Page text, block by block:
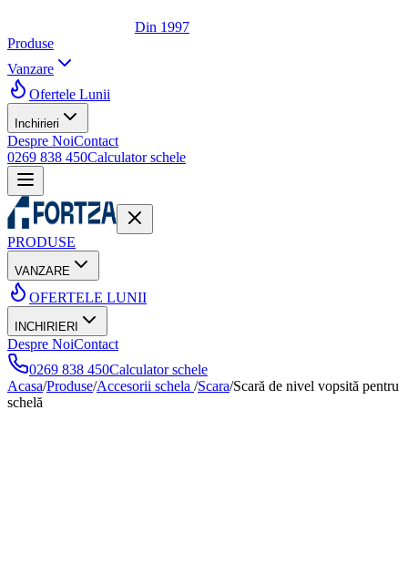
Din 1997
Produse
Vanzare
Ofertele Lunii
Inchirieri
Despre NoiContact
0269 838 450Calculator schele
PRODUSE
VANZARE
OFERTELE LUNII
INCHIRIERI
Despre NoiContact
0269 838 450Calculator schele
Acasa/Produse/Accesorii schela /Scara/Scară de nivel vopsită pentru
schelă